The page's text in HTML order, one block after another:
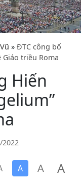
» ĐTC công bố
Giáo triều Roma
Hiến
2022
A A A